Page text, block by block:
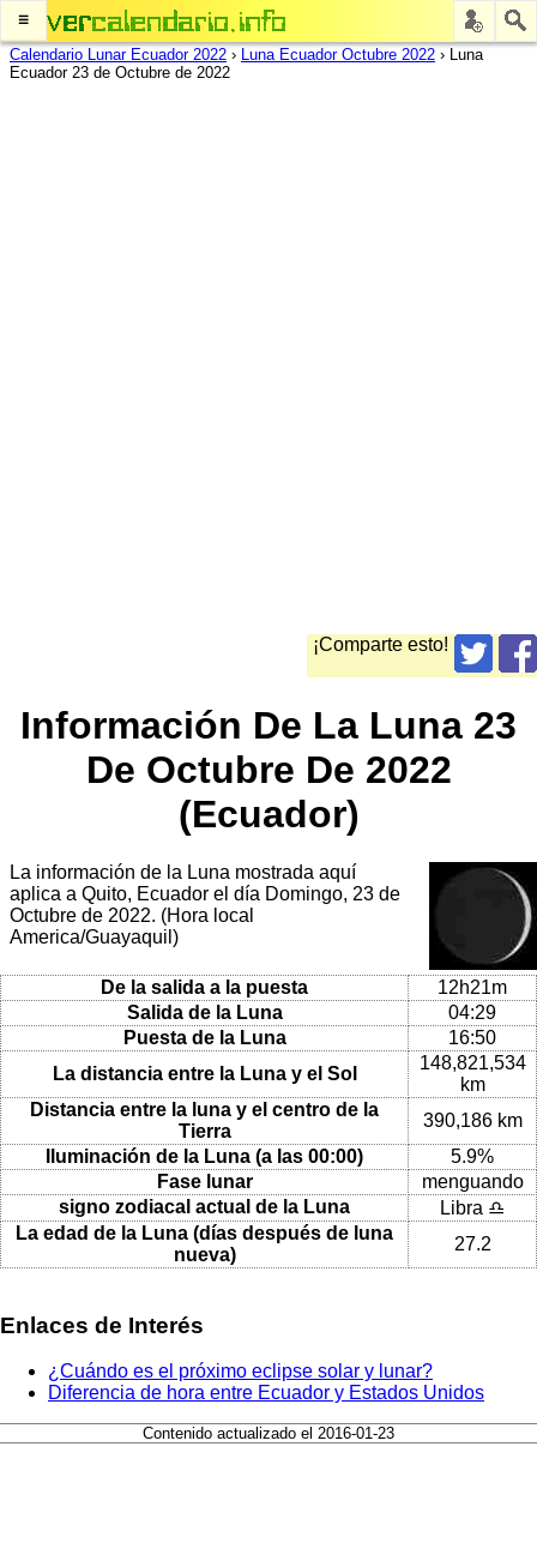
≡
Calendario Lunar Ecuador 2022 › Luna Ecuador Octubre 2022 › Luna
Ecuador 23 de Octubre de 2022
¡Comparte esto!
Información De La Luna 23
De Octubre De 2022
(Ecuador)
La información de la Luna mostrada aquí
aplica a Quito, Ecuador el día Domingo, 23 de
Octubre de 2022. (Hora local
America/Guayaquil)
De la salida a la puesta
12h21m
Salida de la Luna
04:29
Puesta de la Luna
16:50
La distancia entre la Luna y el Sol
148,821,534
km
Distancia entre la luna y el centro de la
Tierra
390,186 km
Iluminación de la Luna (a las 00:00)
5.9%
Fase lunar
menguando
signo zodiacal actual de la Luna
Libra ♎
La edad de la Luna (días después de luna
nueva)
27.2
Enlaces de Interés
¿Cuándo es el próximo eclipse solar y lunar?
Diferencia de hora entre Ecuador y Estados Unidos
Contenido actualizado el 2016-01-23